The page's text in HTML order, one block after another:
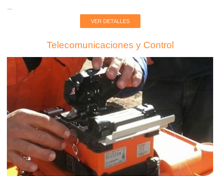
VER DETALLES
Telecomunicaciones y Control